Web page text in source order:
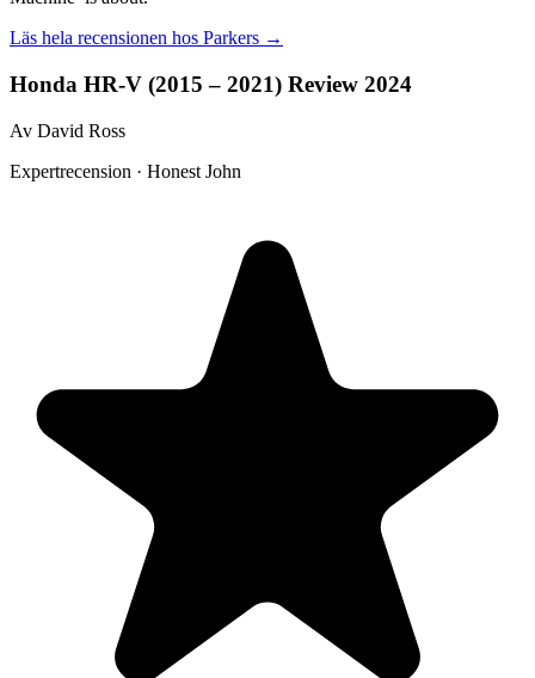
Läs hela recensionen hos Parkers →
Honda HR-V (2015 – 2021) Review 2024
Av David Ross
Expertrecension · Honest John